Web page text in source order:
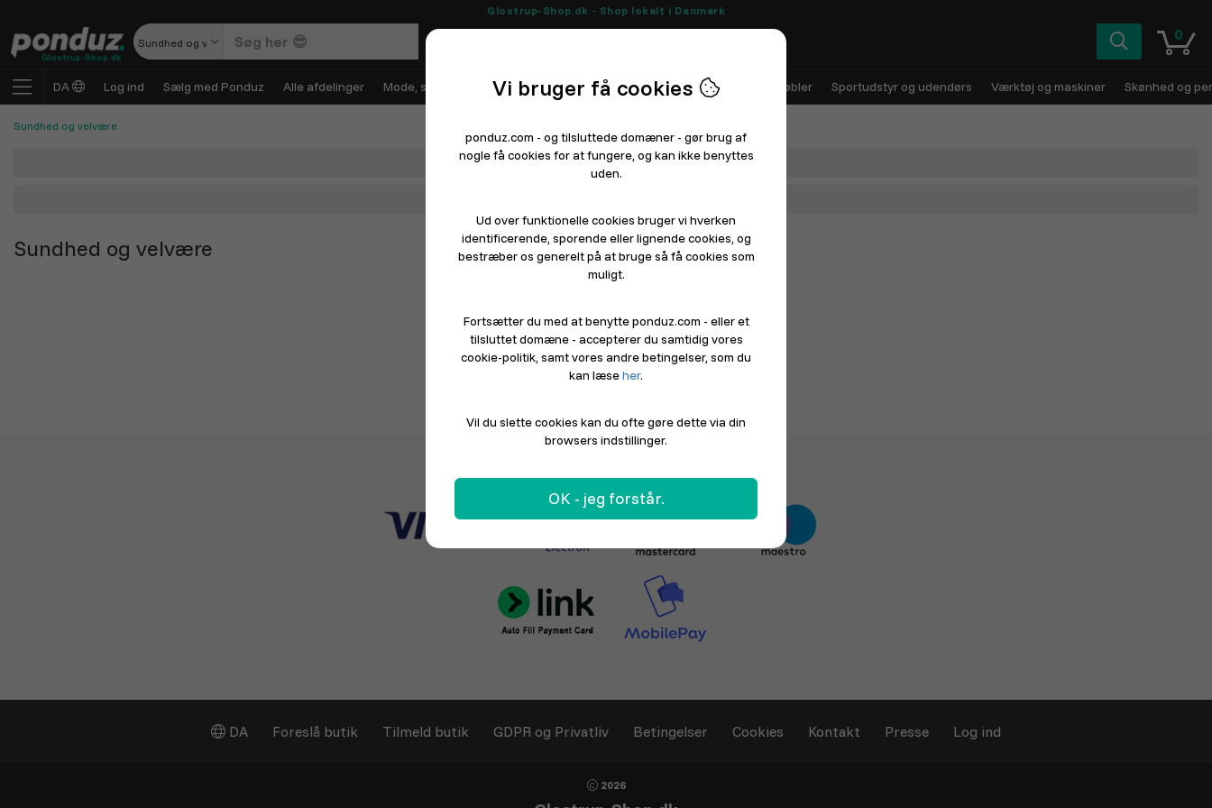
Glostrup-Shop.dk - Shop lokalt i Danmark
Glostrup-Shop.dk
Sundhed og velvære 0
DA Log ind Sælg med Ponduz Alle afdelinger Mode, sko og sport Elektronik Hårde hvidevarer Hus, have og møbler Sportudstyr og udendørs Værktøj og maskiner Skønhed og
Sundhed og velvære
Afdeling
Sundhed og velvære
DA Foreslå butik Tilmeld butik GDPR og Privatliv Betingelser Cookies Kontakt Presse Log ind
2026
Vi bruger få cookies
ponduz.com - og tilsluttede domæner - gør brug af
nogle få cookies for at fungere, og kan ikke benyttes
uden.
Ud over funktionelle cookies bruger vi hverken
identificerende, sporende eller lignende cookies, og
bestræber os generelt på at bruge så få cookies som
muligt.
Fortsætter du med at benytte ponduz.com - eller et
tilsluttet domæne - accepterer du samtidig vores
cookie-politik, samt vores andre betingelser, som du
kan læseher.
Vil du slette cookies kan du ofte gøre dette via din
browsers indstillinger.
OK - jeg forstår.